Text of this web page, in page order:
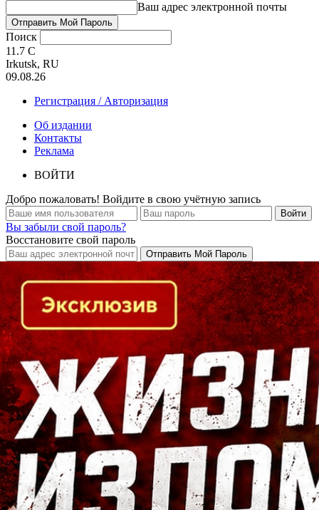
Ваш адрес электронной почты
Поиск
11.7 C
Irkutsk, RU
09.08.26
Регистрация / Авторизация
Об издании
Контакты
Реклама
ВОЙТИ
Добро пожаловать! Войдите в свою учётную запись
Вы забыли свой пароль?
Восстановите свой пароль
Кто есть кто в Байкальском регионе